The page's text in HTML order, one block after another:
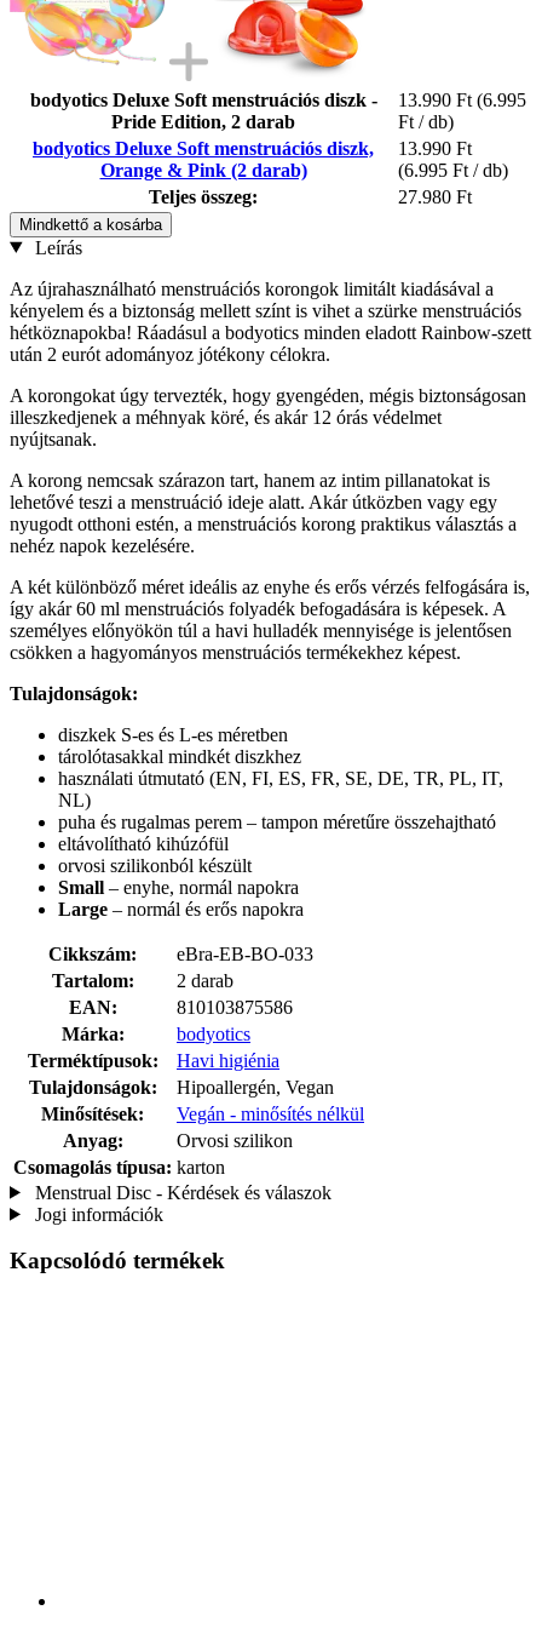
bodyotics Deluxe Soft menstruációs diszk -
Pride Edition, 2 darab
13.990 Ft (6.995
Ft / db)
bodyotics Deluxe Soft menstruációs diszk,
Orange & Pink (2 darab)
13.990 Ft
(6.995 Ft / db)
Teljes összeg:
27.980 Ft
Mindkettő a kosárba
Leírás
Az újrahasználható menstruációs korongok limitált kiadásával a
kényelem és a biztonság mellett színt is vihet a szürke menstruációs
hétköznapokba! Ráadásul a bodyotics minden eladott Rainbow-szett
után 2 eurót adományoz jótékony célokra.
A korongokat úgy tervezték, hogy gyengéden, mégis biztonságosan
illeszkedjenek a méhnyak köré, és akár 12 órás védelmet
nyújtsanak.
A korong nemcsak szárazon tart, hanem az intim pillanatokat is
lehetővé teszi a menstruáció ideje alatt. Akár útközben vagy egy
nyugodt otthoni estén, a menstruációs korong praktikus választás a
nehéz napok kezelésére.
A két különböző méret ideális az enyhe és erős vérzés felfogására is,
így akár 60 ml menstruációs folyadék befogadására is képesek. A
személyes előnyökön túl a havi hulladék mennyisége is jelentősen
csökken a hagyományos menstruációs termékekhez képest.
Tulajdonságok:
diszkek S-es és L-es méretben
tárolótasakkal mindkét diszkhez
használati útmutató (EN, FI, ES, FR, SE, DE, TR, PL, IT,
NL)
puha és rugalmas perem – tampon méretűre összehajtható
eltávolítható kihúzófül
orvosi szilikonból készült
Small – enyhe, normál napokra
Large – normál és erős napokra
Cikkszám:
eBra-EB-BO-033
Tartalom:
2 darab
EAN:
810103875586
Márka:
bodyotics
Terméktípusok:
Havi higiénia
Tulajdonságok:
Hipoallergén, Vegan
Minősítések:
Vegán - minősítés nélkül
Anyag:
Orvosi szilikon
Csomagolás típusa: karton
Menstrual Disc - Kérdések és válaszok
Jogi információk
Kapcsolódó termékek